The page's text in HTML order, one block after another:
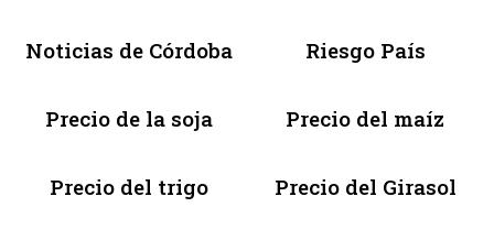
Noticias de Córdoba Riesgo País
Precio de la soja Precio del maíz
Precio del trigo Precio del Girasol